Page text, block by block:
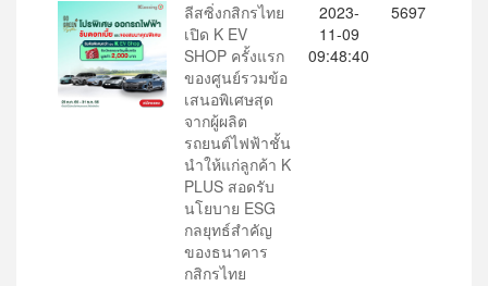
ลีสซิ่งกสิกรไทย
เปิด K EV
SHOP ครั้งแรก
ของศูนย์รวมข้อ
เสนอพิเศษสุด
จากผู้ผลิต
รถยนต์ไฟฟ้าชั้น
นำให้แก่ลูกค้า K
PLUS สอดรับ
นโยบาย ESG
กลยุทธ์สำคัญ
ของธนาคาร
กสิกรไทย
2023-
11-09
09:48:40
5697